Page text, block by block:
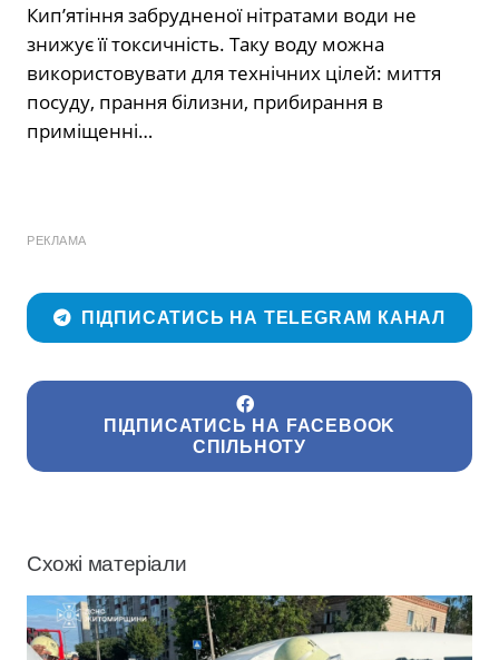
Кип’ятіння забрудненої нітратами води не
знижує її токсичність. Таку воду можна
використовувати для технічних цілей: миття
посуду, прання білизни, прибирання в
приміщенні…
РЕКЛАМА
ПІДПИСАТИСЬ НА TELEGRAM КАНАЛ
ПІДПИСАТИСЬ НА FACEBOOK
СПІЛЬНОТУ
Схожі матеріали